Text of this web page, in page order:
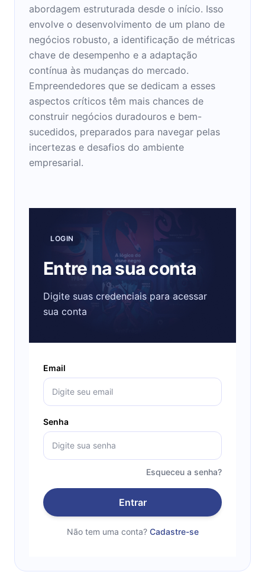
abordagem estruturada desde o início. Isso
envolve o desenvolvimento de um plano de
negócios robusto, a identificação de métricas
chave de desempenho e a adaptação
contínua às mudanças do mercado.
Empreendedores que se dedicam a esses
aspectos críticos têm mais chances de
construir negócios duradouros e bem-
sucedidos, preparados para navegar pelas
incertezas e desafios do ambiente
empresarial.
LOGIN
Entre na sua conta
Digite suas credenciais para acessar
sua conta
Email
Senha
Esqueceu a senha?
Entrar
Não tem uma conta? Cadastre-se